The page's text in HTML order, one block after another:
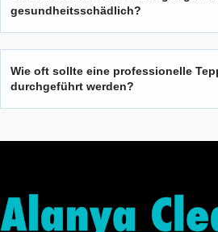
gesundheitsschädlich?
Wie oft sollte eine professionelle
durchgeführt werden?